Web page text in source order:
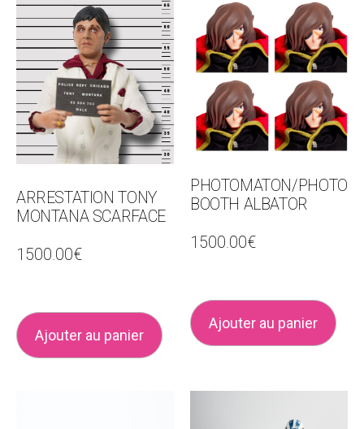
ARRESTATION TONY
MONTANA SCARFACE
1500.00€
Ajouter au panier
PHOTOMATON/PHOTO
BOOTH ALBATOR
1500.00€
Ajouter au panier